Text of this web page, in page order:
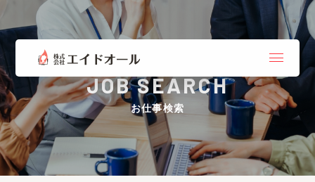
JOB SEARCH
お仕事検索